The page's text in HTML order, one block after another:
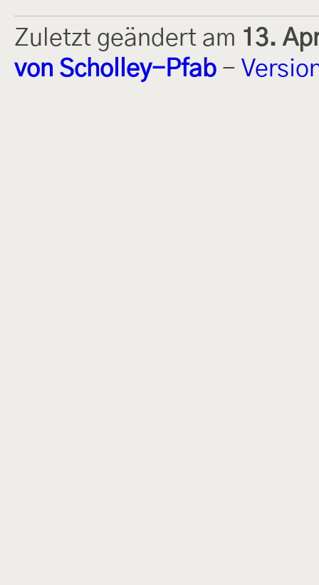
Zuletzt geändert am 13.
von Scholley-Pfab -